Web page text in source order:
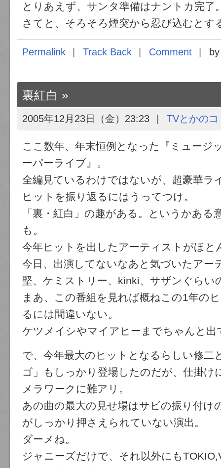
とりあえず、サンタ準備はナントカ完了
さてと、そろそろ煙突から忍び込むとす
Permalink Track Back Comment
裏紅白
2005年12月23日（金）23:23 TVとかのコ
ここ数年、年末恒例となった『ミュージ
ーパーライブ』。
全編見ているわけではないが、超豪華ラ
ヒットを振り返るにはうってつけ。
「裏・紅白」の趣がある。というかある
も。
今年ヒットを出したアーティストがほと
今日、出演してないなあと気づいたアー
堅、ケミストリー、kinki、サザンぐらい
まあ、この番組を見れば概ねこの1年の
るには間違いない。
ケツメイシやマイアヒーまでちゃんと出
で、今年最大のヒットとなるらしい修二
ゴ」もしっかり登場したのだが、仕掛け
メラワークに難アリ。
あの曲の最大の見せ場はサビの振り付け
がしっかり押さえられていない演出。
ダーメね。
ジャニーズだけで、それ以外にも